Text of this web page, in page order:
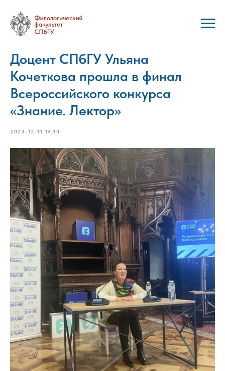
Доцент СПбГУ Ульяна
Кочеткова прошла в финал
Всероссийского конкурса
«Знание. Лектор»
2024-12-11 14:10